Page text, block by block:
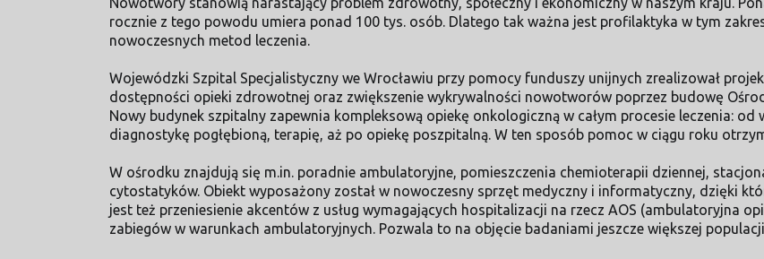
rocznie z tego powodu umiera ponad 100 tys. osób. Dlatego tak ważna jest profilaktyka w tym
nowoczesnych metod leczenia.
Wojewódzki Szpital Specjalistyczny we Wrocławiu przy pomocy funduszy unijnych zrealizował
dostępności opieki zdrowotnej oraz zwiększenie wykrywalności nowotworów poprzez budowę
Nowy budynek szpitalny zapewnia kompleksową opiekę onkologiczną w całym procesie leczenia:
diagnostykę pogłębioną, terapię, aż po opiekę poszpitalną. W ten sposób pomoc w ciągu roku
W ośrodku znajdują się m.in. poradnie ambulatoryjne, pomieszczenia chemioterapii dziennej,
cytostatyków. Obiekt wyposażony został w nowoczesny sprzęt medyczny i informatyczny, dzięki
jest też przeniesienie akcentów z usług wymagających hospitalizacji na rzecz AOS (ambulatoryjna
zabiegów w warunkach ambulatoryjnych. Pozwala to na objęcie badaniami jeszcze większej populacji.